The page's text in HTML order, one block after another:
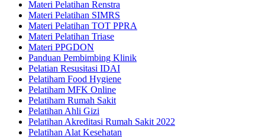
Materi Pelatihan Renstra
Materi Pelatihan SIMRS
Materi Pelatihan TOT PPRA
Materi Pelatihan Triase
Materi PPGDON
Panduan Pembimbing Klinik
Pelatian Resusitasi IDAI
Pelatiham Food Hygiene
Pelatiham MFK Online
Pelatiham Rumah Sakit
Pelatihan Ahli Gizi
Pelatihan Akreditasi Rumah Sakit 2022
Pelatihan Alat Kesehatan